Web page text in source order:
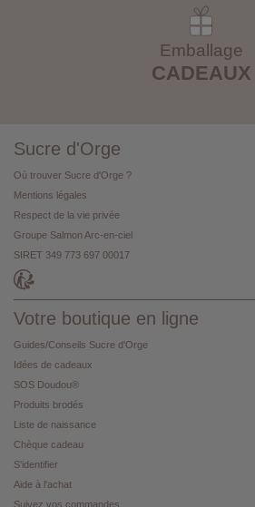
Emballage
CADEAUX
Sucre d'Orge
Où trouver Sucre d'Orge ?
Mentions légales
Respect de la vie privée
Groupe Salmon Arc-en-ciel
SIRET 349 773 697 00017
Votre boutique en ligne
Guides/Conseils Sucre d'Orge
Idées de cadeaux
SOS Doudou®
Produits brodés
Liste de naissance
Chèque cadeau
S'identifier
Aide à l'achat
Suivez vos commandes